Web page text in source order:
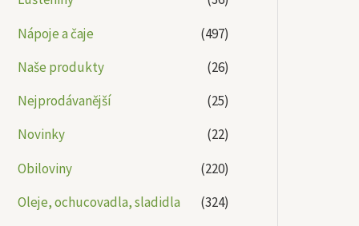
Nápoje a čaje
(497)
Naše produkty
(26)
Nejprodávanější
(25)
Novinky
(22)
Obiloviny
(220)
Oleje, ochucovadla, sladidla
(324)